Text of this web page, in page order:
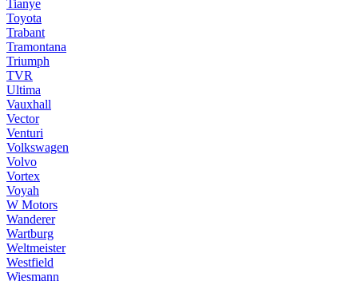
Tianye
Toyota
Trabant
Tramontana
Triumph
TVR
Ultima
Vauxhall
Vector
Venturi
Volkswagen
Volvo
Vortex
Voyah
W Motors
Wanderer
Wartburg
Weltmeister
Westfield
Wiesmann